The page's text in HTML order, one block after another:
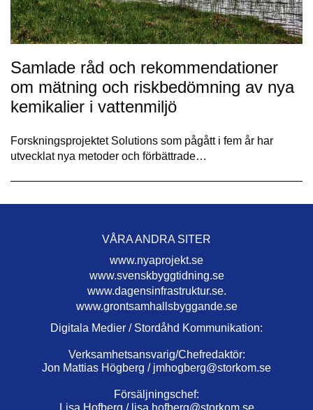
Samlade råd och rekommendationer
om mätning och riskbedömning av nya
kemikalier i vattenmiljö
Forskningsprojektet Solutions som pågått i fem år har
utvecklat nya metoder och förbättrade…
VÅRA ANDRA SITER
www.nyaprojekt.se
www.svenskbyggtidning.se
www.dagensinfrastruktur.se.
www.grontsamhallsbyggande.se
Digitala Medier / Stordåhd Kommunikation:
Verksamhetsansvarig/Chefredaktör:
Jon Mattias Högberg / jmhogberg@storkom.se
Försäljningschef:
Lisa Hofberg / lisa.hofberg@storkom.se